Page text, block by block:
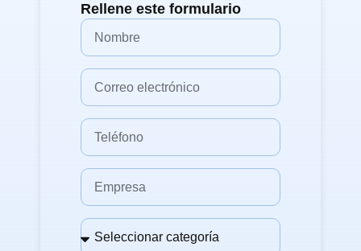
Rellene este formulario